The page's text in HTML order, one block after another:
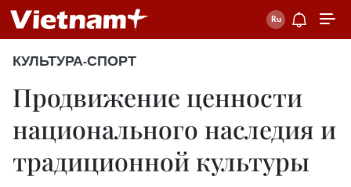
КУЛЬТУРА-СПОРТ
Продвижение ценности
национального наследия и
традиционной культуры